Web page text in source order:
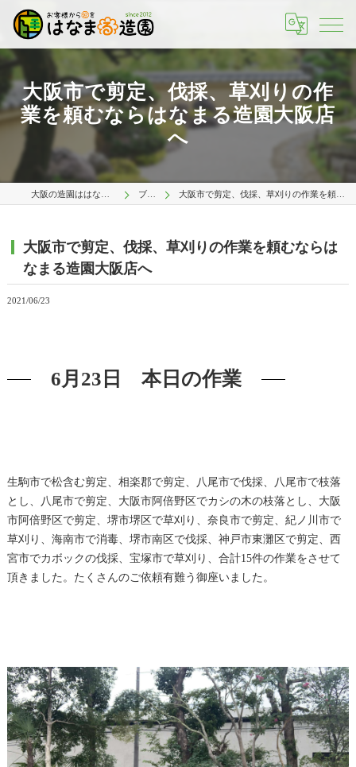
大阪市で剪定、伐採、草刈りの作
業を頼むならはなまる造園大阪店
へ
ブログ 大阪市で剪定、伐採、草刈りの作業を頼むならはなまる造園大阪店へ
大阪市で剪定、伐採、草刈りの作業を頼むならは
なまる造園大阪店へ
2021/06/23
6月23日 本日の作業
生駒市で松含む剪定、相楽郡で剪定、八尾市で伐採、八尾市で枝落
とし、八尾市で剪定、大阪市阿倍野区でカシの木の枝落とし、大阪
市阿倍野区で剪定、堺市堺区で草刈り、奈良市で剪定、紀ノ川市で
草刈り、海南市で消毒、堺市南区で伐採、神戸市東灘区で剪定、西
宮市でカボックの伐採、宝塚市で草刈り、合計15件の作業をさせて
頂きました。たくさんのご依頼有難う御座いました。